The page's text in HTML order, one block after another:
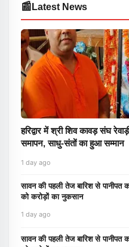
📰 Latest News
हरिद्वार में श्री शिव कावड़ संघ
समापन, साधु-संतों का हुआ सम्मान
1 day ago
सावन की पहली तेज बारिश से पानीपत
को करोड़ों का नुकसान
1 day ago
सावन की पहली तेज बारिश से पानीपत